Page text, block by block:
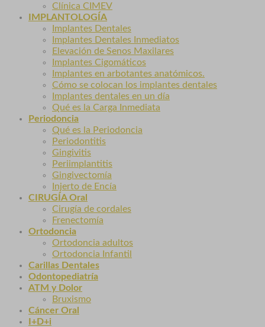
Clínica CIMEV
IMPLANTOLOGÍA
Implantes Dentales
Implantes Dentales Inmediatos
Elevación de Senos Maxilares
Implantes Cigomáticos
Implantes en arbotantes anatómicos.
Cómo se colocan los implantes dentales
Implantes dentales en un día
Qué es la Carga Inmediata
Periodoncia
Qué es la Periodoncia
Periodontitis
Gingivitis
Periimplantitis
Gingivectomía
Injerto de Encía
CIRUGÍA Oral
Cirugía de cordales
Frenectomía
Ortodoncia
Ortodoncia adultos
Ortodoncia Infantil
Carillas Dentales
Odontopediatría
ATM y Dolor
Bruxismo
Cáncer Oral
I+D+i